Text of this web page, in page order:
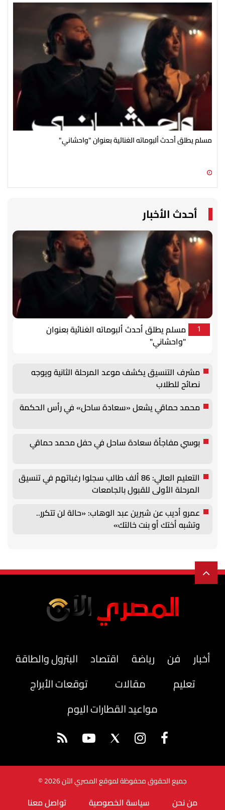
مسلم يطلق أحدث ألبوماته الغنائية بعنوان "واحشاني"
أحدث الأخبار
1
مسلم يطلق أحدث ألبوماته الغنائية بعنوان
"واحشاني"
مشرف التنسيق يكشف موعد المرحلة الثانية ويوجه
نصائح للطلاب
محمد حماقي يشعل «سعادة ساحل» في رأس الحكمة
بوسي مفاجأة سعادة ساحل في حفل محمد حماقي
التعليم العالي: 86 ألف طالب سجلوا رغباتهم في تنسيق
المرحلة الأولى للقبول بالجامعات
عمرو أديب عن شيرين عبد الوهاب: «حالة لن تتكرر..
وتشبه أختك أو بنت خالتك»
أخبار فن رياضة اقتصاد
البترول والطاقة
تعليم
مقالات
توقعات الأبراج
مواعيد القطارات اليوم
جميع الحقوق محفوظة لموقع المصري الآن 2026 ©
من نحن سياسة الخصوصية تواصل معنا